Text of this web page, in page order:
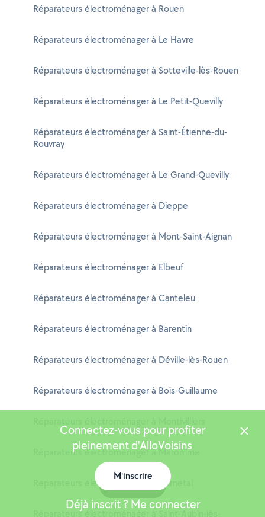
Réparateurs électroménager à Rouen
Réparateurs électroménager à Le Havre
Réparateurs électroménager à Sotteville-lès-Rouen
Réparateurs électroménager à Le Petit-Quevilly
Réparateurs électroménager à Saint-Étienne-du-
Rouvray
Réparateurs électroménager à Le Grand-Quevilly
Réparateurs électroménager à Dieppe
Réparateurs électroménager à Mont-Saint-Aignan
Réparateurs électroménager à Elbeuf
Réparateurs électroménager à Canteleu
Réparateurs électroménager à Barentin
Réparateurs électroménager à Déville-lès-Rouen
Réparateurs électroménager à Bois-Guillaume
Réparateurs électroménager à Maromme
Réparateurs électroménager à Darnétal
Réparateurs électroménager à Saint-Aubin-lès-
Connectez-vous pour profiter
pleinement d'AlloVoisins
M'inscrire
Déjà inscrit ? Me connecter